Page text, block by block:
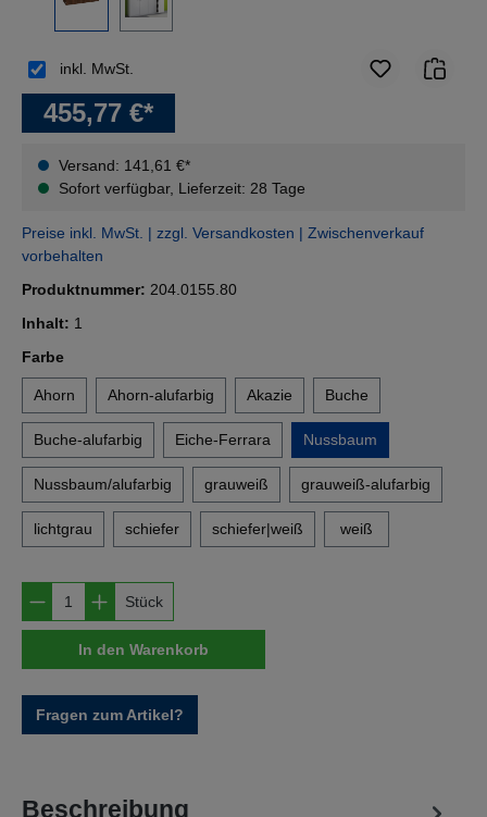
455,77 €*
Versand: 141,61 €*
Sofort verfügbar, Lieferzeit: 28 Tage
inkl. MwSt.
Preise inkl. MwSt. | zzgl. Versandkosten | Zwischenverkauf
vorbehalten
Produktnummer: 204.0155.80
Inhalt: 1
Farbeauswählen
Ahorn Ahorn-alufarbig Akazie Buche
Buche-alufarbig Eiche-Ferrara Nussbaum
Nussbaum/alufarbig grauweiß grauweiß-alufarbig
lichtgrau schiefer schiefer|weiß weiß
Produkt Anzahl: Gib den gewünschten
Stück
In den Warenkorb
Fragen zum Artikel?
Beschreibung